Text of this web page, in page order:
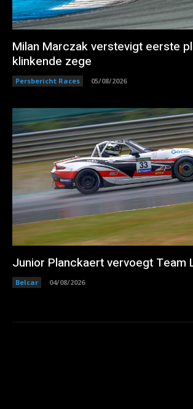
Milan Marczak verstevigt eerste
klinkende zege
Persbericht Races 05/08/2026
Junior Planckaert vervoegt Team
Belcar 04/08/2026